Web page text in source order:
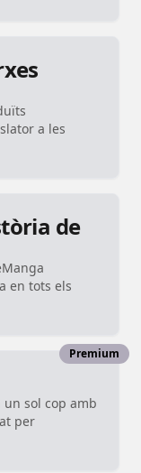
a les
de
en tots els
sol cop amb
per
Premium